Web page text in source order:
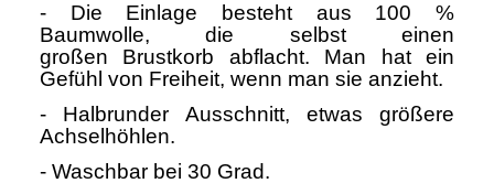
- Die Einlage besteht aus 100 %
Baumwolle, die selbst einen
großen Brustkorb abflacht. Man hat ein
Gefühl von Freiheit, wenn man sie anzieht.
- Halbrunder Ausschnitt, etwas größere
Achselhöhlen.
- Waschbar bei 30 Grad.